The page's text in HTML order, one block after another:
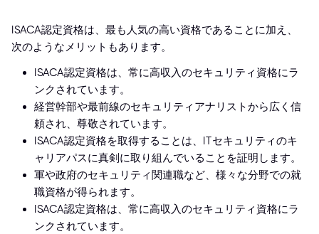
ISACA認定資格は、最も人気の高い資格であることに加え、
次のようなメリットもあります。
ISACA認定資格は、常に高収入のセキュリティ資格にラ
ンクされています。
経営幹部や最前線のセキュリティアナリストから広く信
頼され、尊敬されています。
ISACA認定資格を取得することは、ITセキュリティのキ
ャリアパスに真剣に取り組んでいることを証明します。
軍や政府のセキュリティ関連職など、様々な分野での就
職資格が得られます。
ISACA認定資格は、常に高収入のセキュリティ資格にラ
ンクされています。